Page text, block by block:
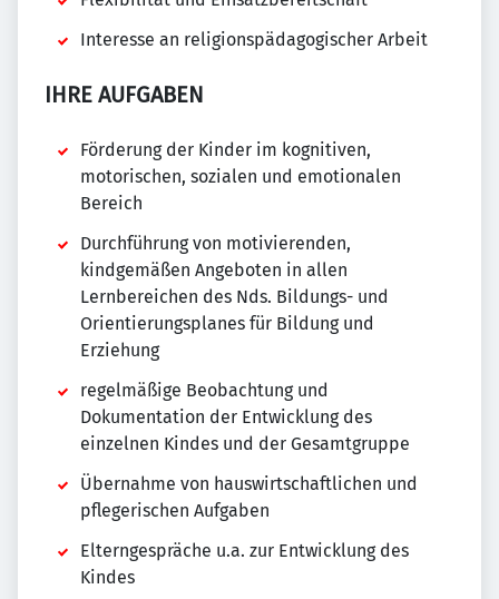
Interesse an religionspädagogischer Arbeit
IHRE AUFGABEN
Förderung der Kinder im kognitiven,
motorischen, sozialen und emotionalen
Bereich
Durchführung von motivierenden,
kindgemäßen Angeboten in allen
Lernbereichen des Nds. Bildungs- und
Orientierungsplanes für Bildung und
Erziehung
regelmäßige Beobachtung und
Dokumentation der Entwicklung des
einzelnen Kindes und der Gesamtgruppe
Übernahme von hauswirtschaftlichen und
pflegerischen Aufgaben
Elterngespräche u.a. zur Entwicklung des
Kindes